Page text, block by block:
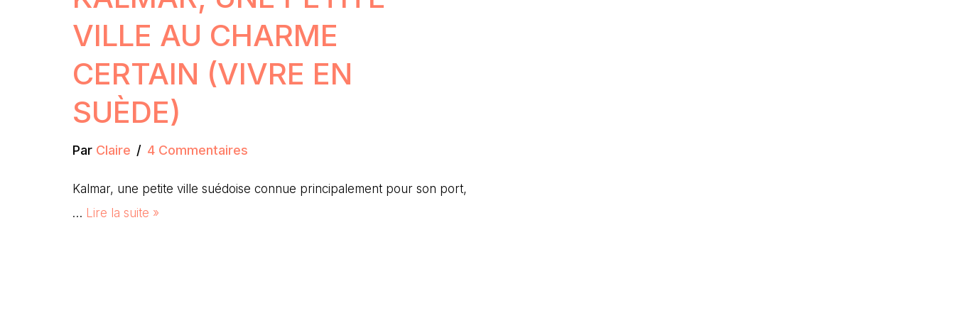
VILLE AU CHARME
CERTAIN (VIVRE EN
SUÈDE)
Par Claire 4 Commentaires
Kalmar, une petite ville suédoise connue principalement pour son port,
… Lire la suite »